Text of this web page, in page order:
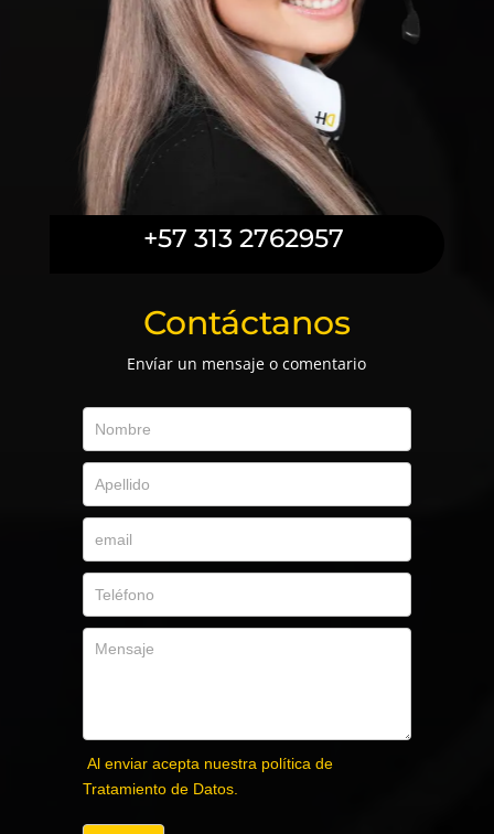
+57 313 2762957
Contáctanos
Envíar un mensaje o comentario
Al enviar acepta nuestra política de
Tratamiento de Datos.